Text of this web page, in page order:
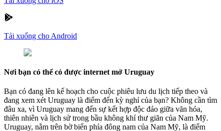
Tải xuống cho Android
Nơi bạn có thể có được internet mở Uruguay
Bạn có đang lên kế hoạch cho cuộc phiêu lưu du lịch tiếp theo và
đang xem xét Uruguay là điểm đến kỳ nghỉ của bạn? Không cần tìm
đâu xa, vì Uruguay mang đến sự kết hợp độc đáo giữa văn hóa,
thiên nhiên và lịch sử trong bầu không khí thư giãn của Nam Mỹ.
Uruguay, nằm trên bờ biển phía đông nam của Nam Mỹ, là điểm